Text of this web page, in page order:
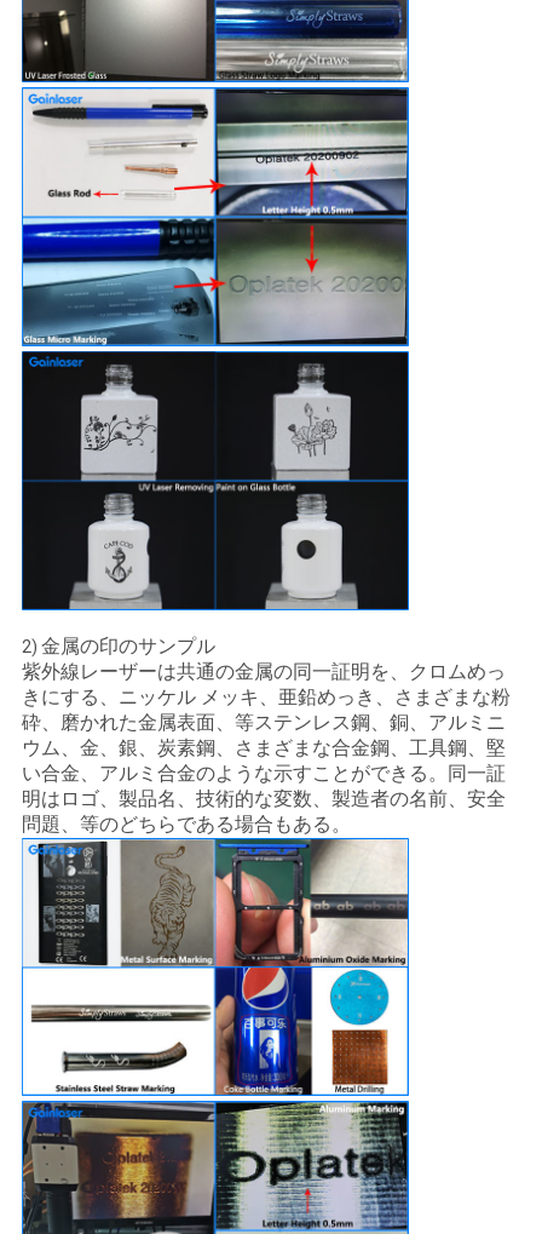
2) 金属の印のサンプル
紫外線レーザーは共通の金属の同一証明を、クロムめっ
きにする、ニッケル メッキ、亜鉛めっき、さまざまな粉
砕、磨かれた金属表面、等ステンレス鋼、銅、アルミニ
ウム、金、銀、炭素鋼、さまざまな合金鋼、工具鋼、堅
い合金、アルミ合金のような示すことができる。同一証
明はロゴ、製品名、技術的な変数、製造者の名前、安全
問題、等のどちらである場合もある。